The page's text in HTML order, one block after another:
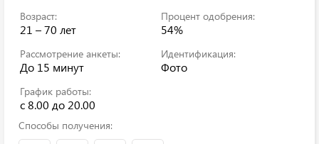
Возраст:
21 – 70 лет
Процент одобрения:
54%
Рассмотрение анкеты:
До 15 минут
Идентификация:
Фото
График работы:
с 8.00 до 20.00
Способы получения: